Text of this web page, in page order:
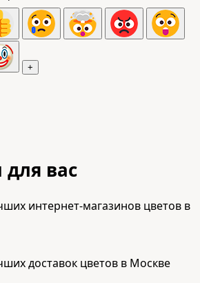
+
вас
интернет-магазинов цветов в
доставок цветов в Москве